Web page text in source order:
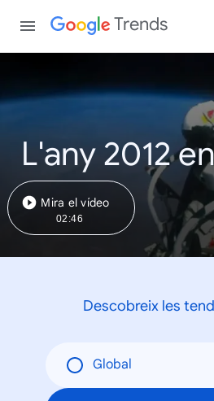
Trends
L'any 2012
Mira el vídeo
02:46
Descobreix les
Global